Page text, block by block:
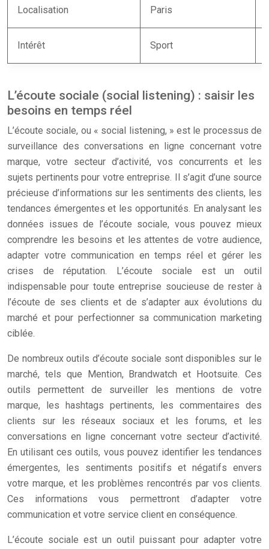
Localisation Paris
Intérêt Sport
L’écoute sociale (social listening) : saisir les
besoins en temps réel
L’écoute sociale, ou « social listening, » est le processus de
surveillance des conversations en ligne concernant votre
marque, votre secteur d’activité, vos concurrents et les
sujets pertinents pour votre entreprise. Il s’agit d’une source
précieuse d’informations sur les sentiments des clients, les
tendances émergentes et les opportunités. En analysant les
données issues de l’écoute sociale, vous pouvez mieux
comprendre les besoins et les attentes de votre audience,
adapter votre communication en temps réel et gérer les
crises de réputation. L’écoute sociale est un outil
indispensable pour toute entreprise soucieuse de rester à
l’écoute de ses clients et de s’adapter aux évolutions du
marché et pour perfectionner sa communication marketing
ciblée.
De nombreux outils d’écoute sociale sont disponibles sur le
marché, tels que Mention, Brandwatch et Hootsuite. Ces
outils permettent de surveiller les mentions de votre
marque, les hashtags pertinents, les commentaires des
clients sur les réseaux sociaux et les forums, et les
conversations en ligne concernant votre secteur d’activité.
En utilisant ces outils, vous pouvez identifier les tendances
émergentes, les sentiments positifs et négatifs envers
votre marque, et les problèmes rencontrés par vos clients.
Ces informations vous permettront d’adapter votre
communication et votre service client en conséquence.
L’écoute sociale est un outil puissant pour adapter votre